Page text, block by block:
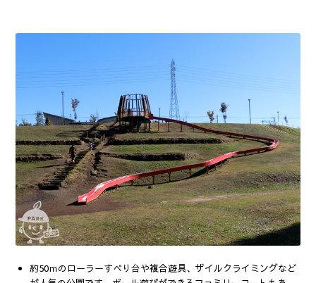
約50ｍのローラーすべり台や複合遊具、ザイルクライミングなど